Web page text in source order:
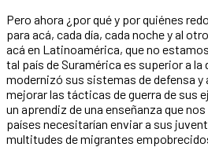
Pero ahora ¿por qué y por quiénes
para acá, cada día, cada noche y al
acá en Latinoamérica, que no
tal país de Suramérica es superior a
modernizó sus sistemas de defensa
mejorar las tácticas de guerra de sus
un aprendiz de una enseñanza que
países necesitarían enviar a sus
multitudes de migrantes